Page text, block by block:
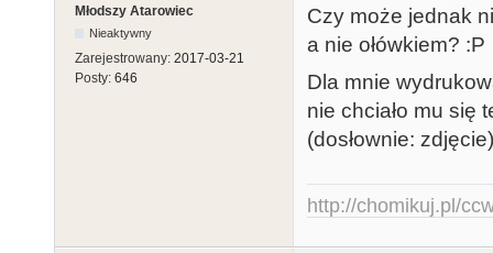
Młodszy Atarowiec
Nieaktywny
Zarejestrowany: 2017-03-21
Posty: 646
Czy może jednak
a nie ołówkiem? :P
Dla mnie
nie chciało mu się
(dosłownie:
http://chomikuj.pl/